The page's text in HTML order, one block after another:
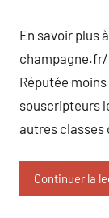
En savoir plus
Réputée
souscripteurs
autres classes
Continuer la